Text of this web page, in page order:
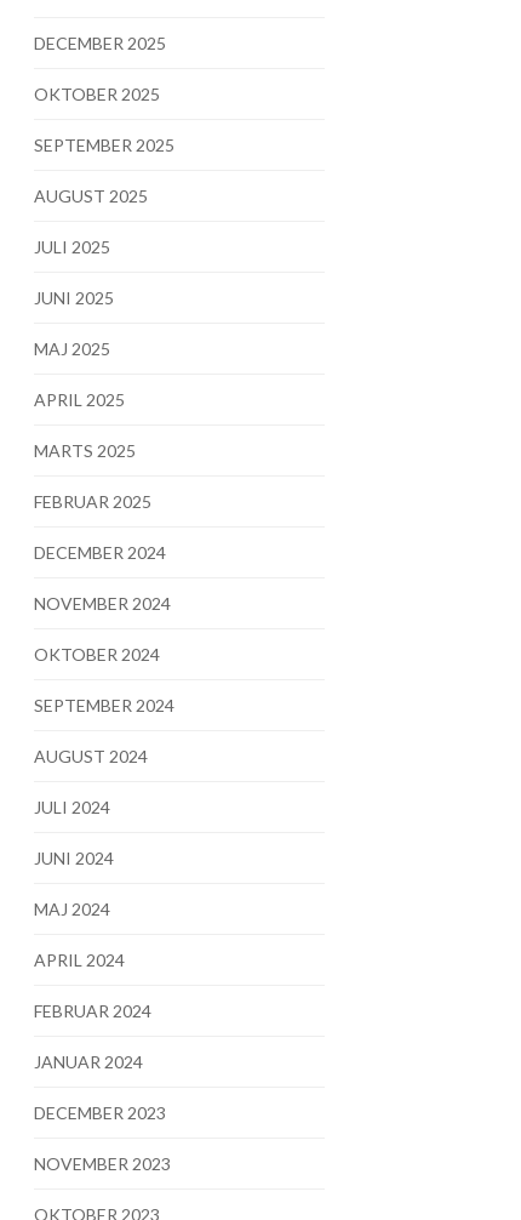
DECEMBER 2025
OKTOBER 2025
SEPTEMBER 2025
AUGUST 2025
JULI 2025
JUNI 2025
MAJ 2025
APRIL 2025
MARTS 2025
FEBRUAR 2025
DECEMBER 2024
NOVEMBER 2024
OKTOBER 2024
SEPTEMBER 2024
AUGUST 2024
JULI 2024
JUNI 2024
MAJ 2024
APRIL 2024
FEBRUAR 2024
JANUAR 2024
DECEMBER 2023
NOVEMBER 2023
OKTOBER 2023